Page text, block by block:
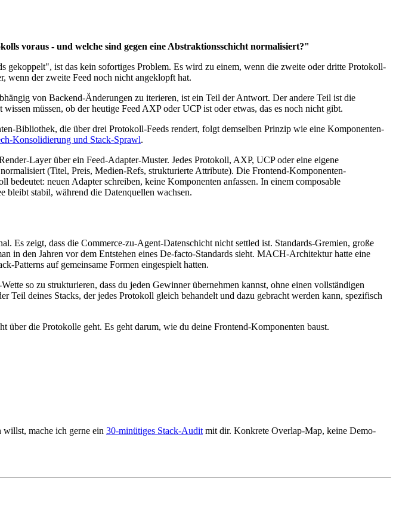
voraus - und welche sind gegen eine Abstraktionsschicht normalisiert?"
gekoppelt", ist das kein sofortiges Problem. Es wird zu einem, wenn die zweite oder dritte Protokoll-
wenn der zweite Feed noch nicht angeklopft hat.
von Backend-Änderungen zu iterieren, ist ein Teil der Antwort. Der andere Teil ist die
müssen, ob der heutige Feed AXP oder UCP ist oder etwas, das es noch nicht gibt.
Bibliothek, die über drei Protokoll-Feeds rendert, folgt demselben Prinzip wie eine Komponenten-
Konsolidierung und Stack-Sprawl.
Layer über ein Feed-Adapter-Muster. Jedes Protokoll, AXP, UCP oder eine eigene
(Titel, Preis, Medien-Refs, strukturierte Attribute). Die Frontend-Komponenten-
neuen Adapter schreiben, keine Komponenten anfassen. In einem composable
bleibt stabil, während die Datenquellen wachsen.
Es zeigt, dass die Commerce-zu-Agent-Datenschicht nicht settled ist. Standards-Gremien, große
in den Jahren vor dem Entstehen eines De-facto-Standards sieht. MACH-Architektur hatte eine
Patterns auf gemeinsame Formen eingespielt hatten.
so zu strukturieren, dass du jeden Gewinner übernehmen kannst, ohne einen vollständigen
deines Stacks, der jedes Protokoll gleich behandelt und dazu gebracht werden kann, spezifisch
die Protokolle geht. Es geht darum, wie du deine Frontend-Komponenten baust.
mache ich gerne ein 30-minütiges Stack-Audit mit dir. Konkrete Overlap-Map, keine Demo-